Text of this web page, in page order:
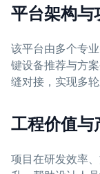
平台架构与
该平台由多个专
键设备推荐与方
缝对接，实现多
工程价值与
项目在研发效率